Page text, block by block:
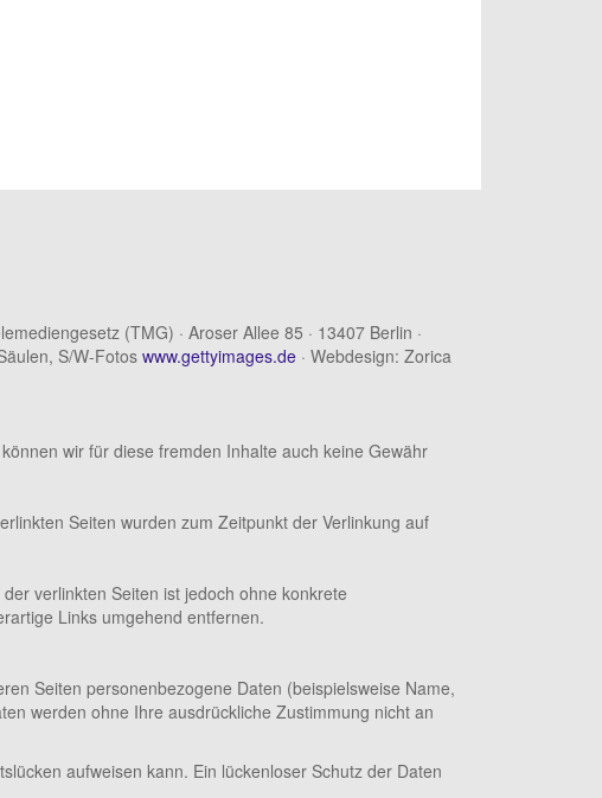
(TMG) · Aroser Allee 85 · 13407 Berlin ·
S/W-Fotos www.gettyimages.de · Webdesign: Zorica
wir für diese fremden Inhalte auch keine Gewähr
Seiten wurden zum Zeitpunkt der Verlinkung auf
verlinkten Seiten ist jedoch ohne konkrete
Links umgehend entfernen.
Seiten personenbezogene Daten (beispielsweise Name,
werden ohne Ihre ausdrückliche Zustimmung nicht an
aufweisen kann. Ein lückenloser Schutz der Daten